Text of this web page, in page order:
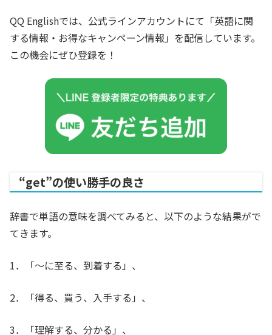
QQ Englishでは、公式ラインアカウントにて「英語に関
する情報・お得なキャンペーン情報」を配信しています。
この機会にぜひ登録を！
“get”の使い勝手の良さ
辞書で単語の意味を調べてみると、以下のような結果がで
てきます。
1．「～に至る、到着する」、
2．「得る、買う、入手する」、
3．「理解する、分かる」、